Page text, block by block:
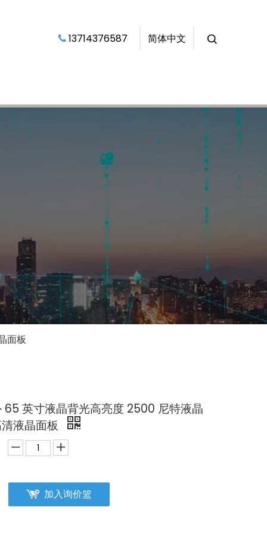
 ​​​​​​​ 13714376587​​​​​​​ 简体中文
面板
65 英寸液晶背光高亮度 2500 尼特液晶
液晶面板
加入询价篮